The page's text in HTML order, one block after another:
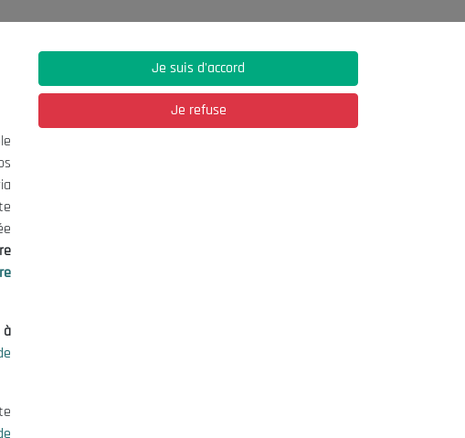
?
Je suis d'accord
Je refuse